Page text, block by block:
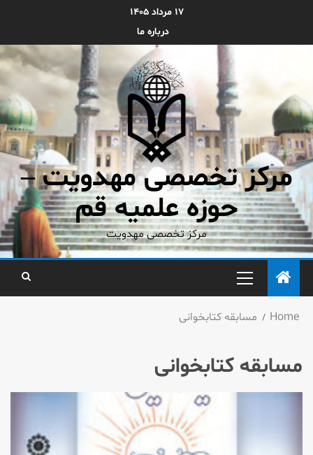
۱۷ مرداد ۱۴۰۵
درباره ما
مرکز تخصصی مهدویت –
حوزه علمیه قم
مرکز تخصصی مهدویت
Home مسابقه کتابخوانی
مسابقه کتابخوانی